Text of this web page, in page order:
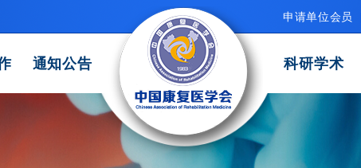
申请单位会员
通知公告 科研学术